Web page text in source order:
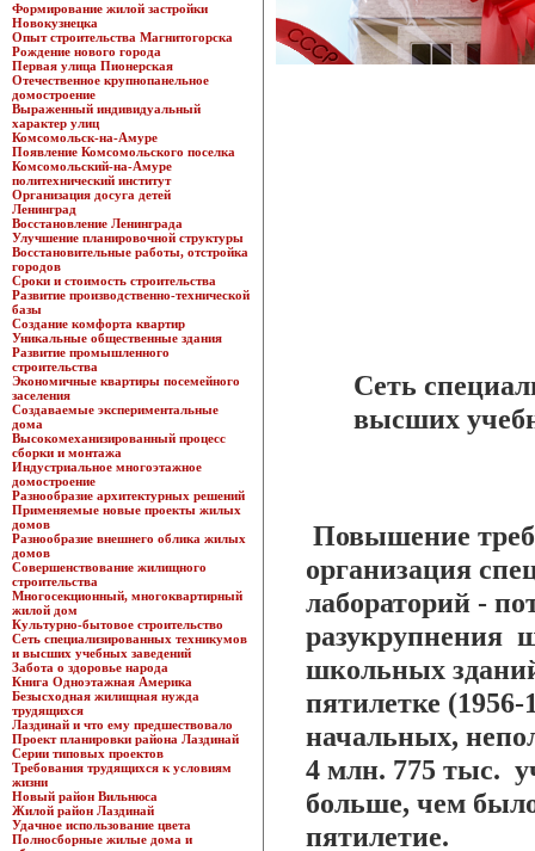
Формирование жилой застройки
Новокузнецка
Опыт строительства Магнитогорска
Рождение нового города
Первая улица Пионерская
Отечественное крупнопанельное
домостроение
Выраженный индивидуальный
характер улиц
Комсомольск-на-Амуре
Появление Комсомольского поселка
Комсомольский-на-Амуре
политехнический институт
Организация досуга детей
Ленинград
Восстановление Ленинграда
Улучшение планировочной структуры
Восстановительные работы, отстройка
городов
Сроки и стоимость строительства
Развитие производственно-технической
базы
Создание комфорта квартир
Уникальные общественные здания
Развитие промышленного
строительства
Экономичные квартиры посемейного
заселения
Создаваемые экспериментальные
дома
Высокомеханизированный процесс
сборки и монтажа
Индустриальное многоэтажное
домостроение
Разнообразие архитектурных решений
Применяемые новые проекты жилых
домов
Разнообразие внешнего облика жилых
домов
Совершенствование жилищного
строительства
Многосекционный, многоквартирный
жилой дом
Культурно-бытовое строительство
Сеть специализированных техникумов
и высших учебных заведений
Забота о здоровье народа
Книга Одноэтажная Америка
Безысходная жилищная нужда
трудящихся
Лаздинай и что ему предшествовало
Проект планировки района Лаздинай
Серии типовых проектов
Требования трудящихся к условиям
жизни
Новый район Вильнюса
Жилой район Лаздинай
Удачное использование цвета
Полносборные жилые дома и
Сеть
высших
Повышение
организация
лабораторий -
разукрупнения
школьных
пятилетке (1956-
начальных,
4 млн. 775 тыс.
больше, чем
пятилетие.